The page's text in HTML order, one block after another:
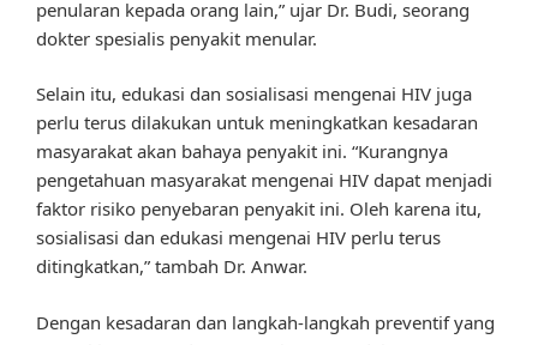
penularan kepada orang lain,” ujar Dr. Budi, seorang
dokter spesialis penyakit menular.
Selain itu, edukasi dan sosialisasi mengenai HIV juga
perlu terus dilakukan untuk meningkatkan kesadaran
masyarakat akan bahaya penyakit ini. “Kurangnya
pengetahuan masyarakat mengenai HIV dapat menjadi
faktor risiko penyebaran penyakit ini. Oleh karena itu,
sosialisasi dan edukasi mengenai HIV perlu terus
ditingkatkan,” tambah Dr. Anwar.
Dengan kesadaran dan langkah-langkah preventif yang